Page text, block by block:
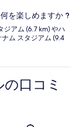
を楽しめますか ?
アム (6.7 km) やハ
ム スタジアム (9.4
口コミ